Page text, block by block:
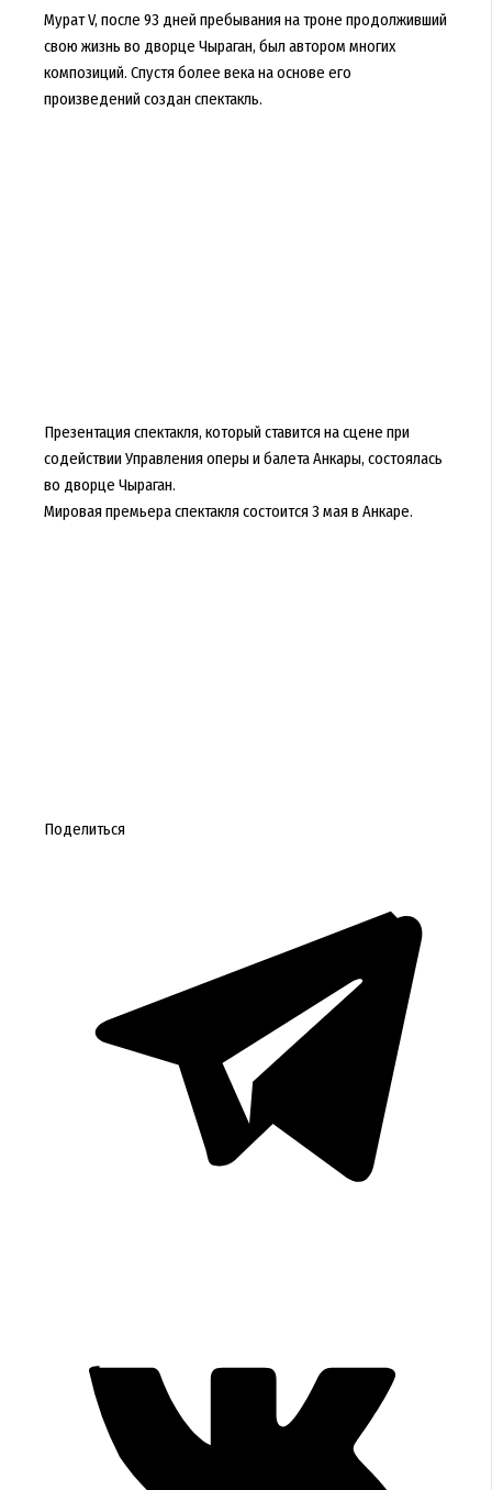
Мурат V, после 93 дней пребывания на троне продолживший
свою жизнь во дворце Чыраган, был автором многих
композиций. Спустя более века на основе его
произведений создан спектакль.
Презентация спектакля, который ставится на сцене при
содействии Управления оперы и балета Анкары, состоялась
во дворце Чыраган.
Мировая премьера спектакля состоится 3 мая в Анкаре.
Поделиться